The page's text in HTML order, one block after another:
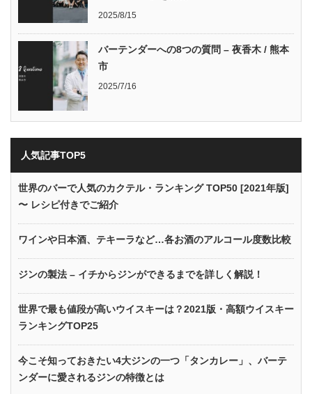
2025/8/15
バーテンダーへの8つの質問 – 夜香木 / 熊本
市
2025/7/16
人気記事TOP5
世界のバーで人気のカクテル・ランキング TOP50 [2021年版]
〜 レシピ付きでご紹介
ワインや日本酒、テキーラなど…各お酒のアルコール度数比較
ジンの製法 – イチからジンができるまでを詳しく解説！
世界で最も値段が高いウイスキーは？2021版・高額ウイスキー
ランキングTOP25
今こそ知っておきたい4大ジンの一つ「タンカレー」、バーテ
ンダーに愛されるジンの特徴とは